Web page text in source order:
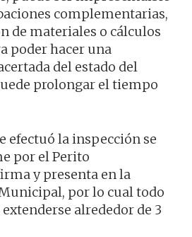
complementarias,
de materiales o cálculos
poder hacer una
del estado del
prolongar el tiempo
efectuó la inspección se
por el Perito
y presenta en la
por lo cual todo
alrededor de 3